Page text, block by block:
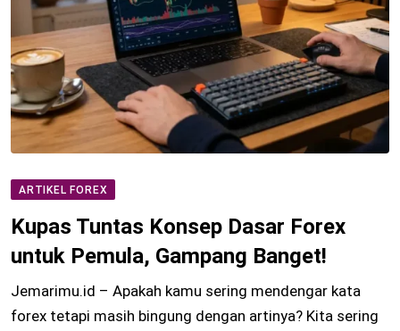
ARTIKEL FOREX
Kupas Tuntas Konsep Dasar Forex
untuk Pemula, Gampang Banget!
Jemarimu.id – Apakah kamu sering mendengar kata
forex tetapi masih bingung dengan artinya? Kita sering